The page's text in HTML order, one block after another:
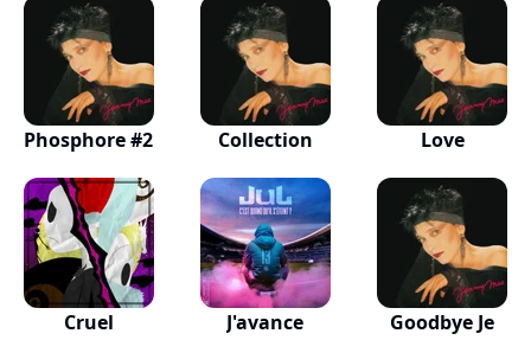
Phosphore #2 Collection Love
Cruel J'avance
Goodbye Je